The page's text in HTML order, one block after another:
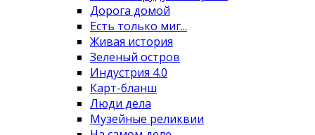
Дорога домой
Есть только миг...
Живая история
Зеленый остров
Индустрия 4.0
Карт-бланш
Люди дела
Музейные реликвии